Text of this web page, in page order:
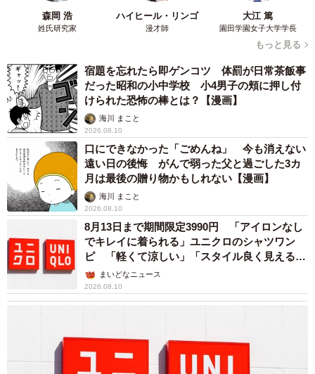
森岡 浩
姓氏研究家
ハイヒール・リンゴ
漫才師
大江 篤
園田学園女子大学学長
もっと見る
宿題を忘れたら即ゲンコツ 体罰が日常茶飯事
だった昭和の小中学校 小4男子の頬に押し付
けられた恐怖の棒とは？【漫画】
海川 まこと
2026.08.10
口にできなかった「ごめんね」 今も消えない
遠い日の後悔 がんで弱った父と過ごした3カ
月は最後の贈り物かもしれない【漫画】
海川 まこと
2026.08.10
8月13日まで期間限定3990円 「アイロンなし
でキレイに着られる」ユニクロのシャツワン
ピ 「軽くて涼しい」「スタイル良く見える」
の声まいどなニュース
2026.08.10